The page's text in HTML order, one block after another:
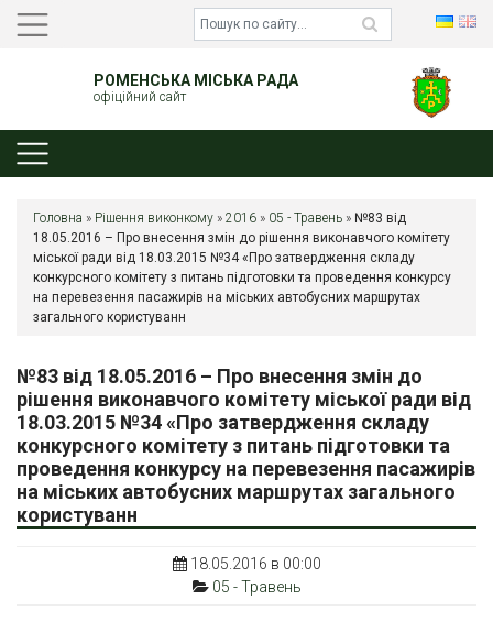
РОМЕНСЬКА МІСЬКА РАДА
офіційний сайт
Головна » Рішення виконкому » 2016 » 05 - Травень » №83 від
18.05.2016 – Про внесення змін до рішення виконавчого комітету
міської ради від 18.03.2015 №34 «Про затвердження складу
конкурсного комітету з питань підготовки та проведення конкурсу
на перевезення пасажирів на міських автобусних маршрутах
загального користуванн
№83 від 18.05.2016 – Про внесення змін до
рішення виконавчого комітету міської ради від
18.03.2015 №34 «Про затвердження складу
конкурсного комітету з питань підготовки та
проведення конкурсу на перевезення пасажирів
на міських автобусних маршрутах загального
користуванн
18.05.2016 в 00:00
05 - Травень